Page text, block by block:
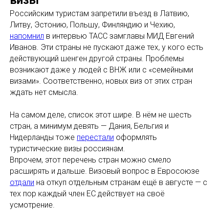
Российским туристам запретили въезд в Латвию,
Литву, Эстонию, Польшу, Финляндию и Чехию,
напомнил в интервью ТАСС замглавы МИД Евгений
Иванов. Эти страны не пускают даже тех, у кого есть
действующий шенген другой страны. Проблемы
возникают даже у людей с ВНЖ или с «семейными
визами». Соответственно, новых виз от этих стран
ждать нет смысла.
На самом деле, список этот шире. В нём не шесть
стран, а минимум девять — Дания, Бельгия и
Нидерланды тоже перестали оформлять
туристические визы россиянам.
Впрочем, этот перечень стран можно смело
расширять и дальше. Визовый вопрос в Евросоюзе
отдали на откуп отдельным странам ещё в августе — с
тех пор каждый член ЕС действует на своё
усмотрение.